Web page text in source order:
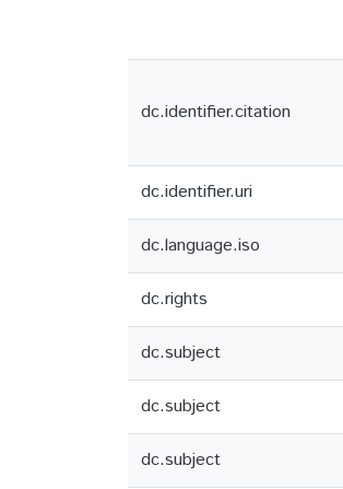
dc.identifier.citation
dc.identifier.uri
dc.language.iso
dc.rights
dc.subject
dc.subject
dc.subject